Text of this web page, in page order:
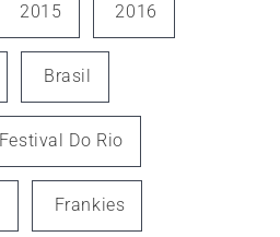
2015 2016
Brasil
Festival Do Rio
Frankies